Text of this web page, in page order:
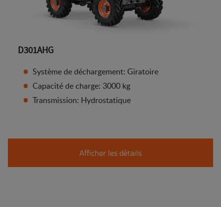
D301AHG
Système de déchargement: Giratoire
Capacité de charge: 3000 kg
Transmission: Hydrostatique
Afficher les détails